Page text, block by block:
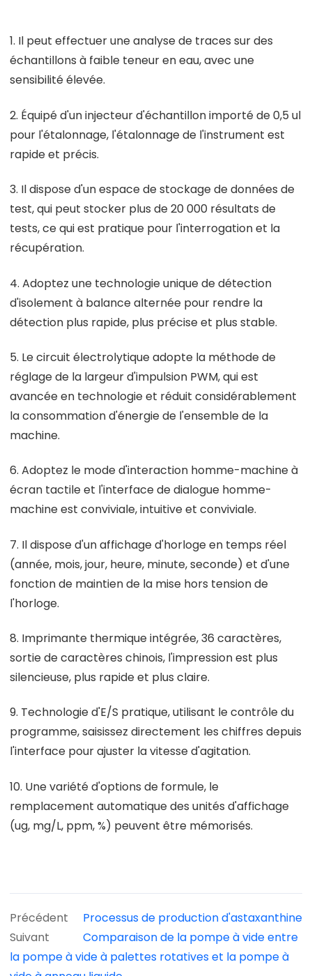
1. Il peut effectuer une analyse de traces sur des
échantillons à faible teneur en eau, avec une
sensibilité élevée.
2. Équipé d'un injecteur d'échantillon importé de 0,5 ul
pour l'étalonnage, l'étalonnage de l'instrument est
rapide et précis.
3. Il dispose d'un espace de stockage de données de
test, qui peut stocker plus de 20 000 résultats de
tests, ce qui est pratique pour l'interrogation et la
récupération.
4. Adoptez une technologie unique de détection
d'isolement à balance alternée pour rendre la
détection plus rapide, plus précise et plus stable.
5. Le circuit électrolytique adopte la méthode de
réglage de la largeur d'impulsion PWM, qui est
avancée en technologie et réduit considérablement
la consommation d'énergie de l'ensemble de la
machine.
6. Adoptez le mode d'interaction homme-machine à
écran tactile et l'interface de dialogue homme-
machine est conviviale, intuitive et conviviale.
7. Il dispose d'un affichage d'horloge en temps réel
(année, mois, jour, heure, minute, seconde) et d'une
fonction de maintien de la mise hors tension de
l'horloge.
8. Imprimante thermique intégrée, 36 caractères,
sortie de caractères chinois, l'impression est plus
silencieuse, plus rapide et plus claire.
9. Technologie d'E/S pratique, utilisant le contrôle du
programme, saisissez directement les chiffres depuis
l'interface pour ajuster la vitesse d'agitation.
10. Une variété d'options de formule, le
remplacement automatique des unités d'affichage
(ug, mg/L, ppm, %) peuvent être mémorisés.
Précédent
Processus de production d'astaxanthine
Suivant
Comparaison de la pompe à vide entre
la pompe à vide à palettes rotatives et la pompe à